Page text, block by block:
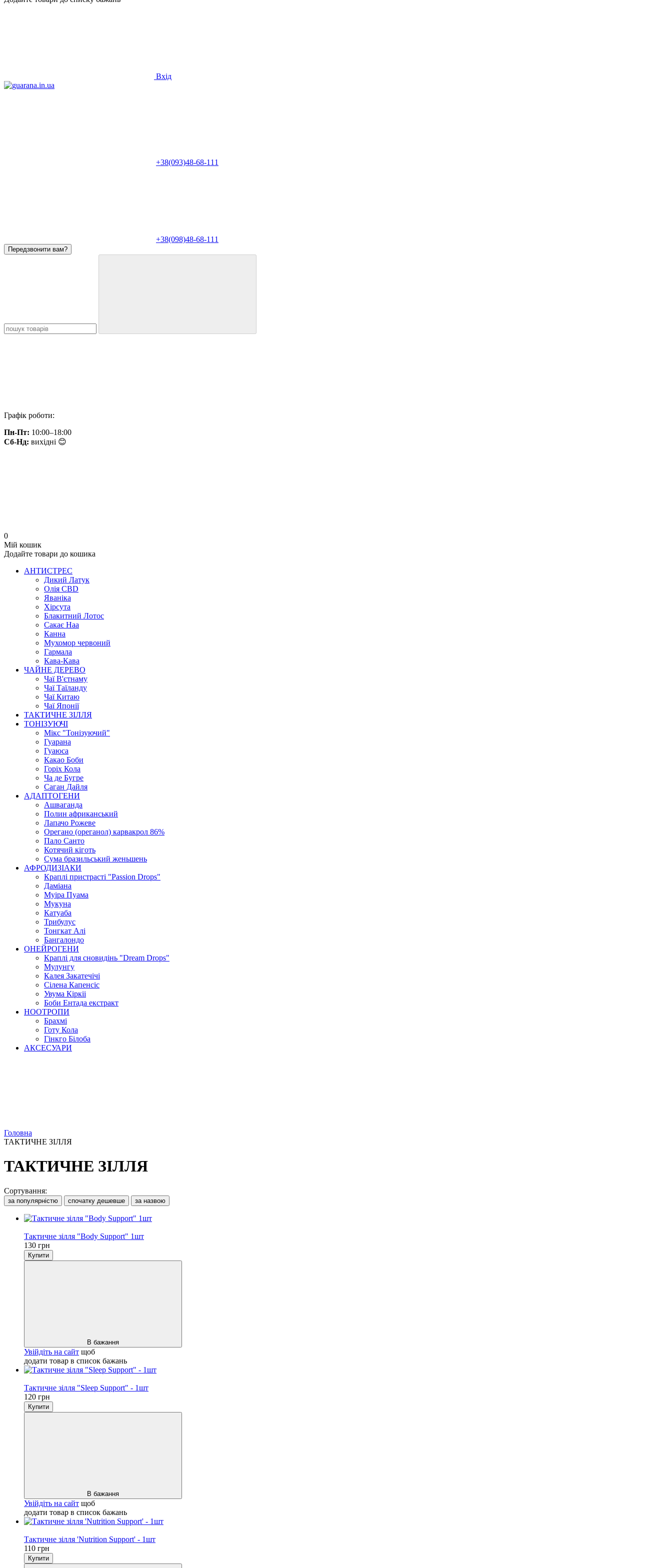
Вхід
+38(093)48-68-111
+38(098)48-68-111
Передзвонити вам?
Графік роботи:
Пн-Пт: 10:00–18:00
Сб-Нд: вихідні 😊
0
Мій кошик
Додайте товари до кошика
АНТИСТРЕС
Дикий Латук
Олія CBD
Яваніка
Хірсута
Блакитний Лотос
Сакає Наа
Канна
Мухомор червоний
Гармала
Кава-Кава
ЧАЙНЕ ДЕРЕВО
Чаї В'єтнаму
Чаї Таїланду
Чаї Китаю
Чаї Японії
ТАКТИЧНЕ ЗІЛЛЯ
ТОНІЗУЮЧІ
Мікс "Тонізуючий"
Гуарана
Гуаюса
Какао Боби
Горіх Кола
Ча де Бугре
Саган Дайля
АДАПТОГЕНИ
Ашваганда
Полин африканський
Лапачо Рожеве
Орегано (ореганол) карвакрол 86%
Пало Санто
Котячий кіготь
Сума бразильський женьшень
АФРОДИЗІАКИ
Краплі пристрасті "Passion Drops"
Даміана
Муіра Пуама
Мукуна
Катуаба
Трибулус
Тонгкат Алі
Бангалондо
ОНЕЙРОГЕНИ
Краплі для сновидінь "Dream Drops"
Мулунгу
Калея Закатечічі
Сілена Капенсіс
Увума Кіркіі
Боби Ентада екстракт
НООТРОПИ
Брахмі
Готу Кола
Гінкго Білоба
АКСЕСУАРИ
Головна
ТАКТИЧНЕ ЗІЛЛЯ
ТАКТИЧНЕ ЗІЛЛЯ
Сортування:
за популярністю спочатку дешевше за назвою
Тактичне зілля "Body Support" 1шт
130 грн
Купити
В бажання
Увійдіть на сайт щоб
додати товар в список бажань
Тактичне зілля "Sleep Support" - 1шт
120 грн
Купити
В бажання
Увійдіть на сайт щоб
додати товар в список бажань
Тактичне зілля 'Nutrition Support' - 1шт
110 грн
Купити